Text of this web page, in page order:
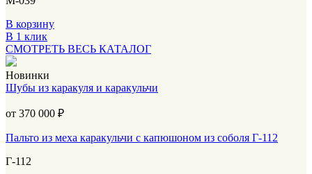
В корзину
В 1 клик
СМОТРЕТЬ ВЕСЬ КАТАЛОГ
Новинки
Шубы из каракуля и каракульчи
от 370 000 ₽
Пальто из меха каракульчи с капюшоном из соболя Г-112
Г-112